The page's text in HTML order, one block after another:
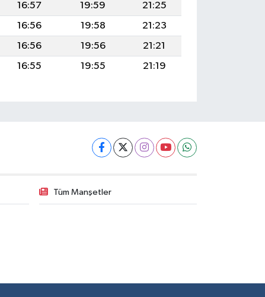
16:57 19:59
21:25
16:56 19:58
21:23
16:56 19:56
21:21
16:55 19:55 21:19
Tüm Manşetler